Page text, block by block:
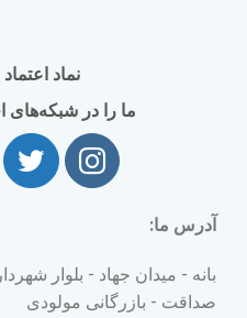
نماد
ما را در شبکه‌های
آدرس ما:
بانه - میدان جهاد - بلوار
صداقت - بازرگانی مولودی